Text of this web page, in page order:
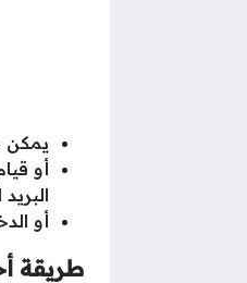
يمكن
أو
أو
طريقة